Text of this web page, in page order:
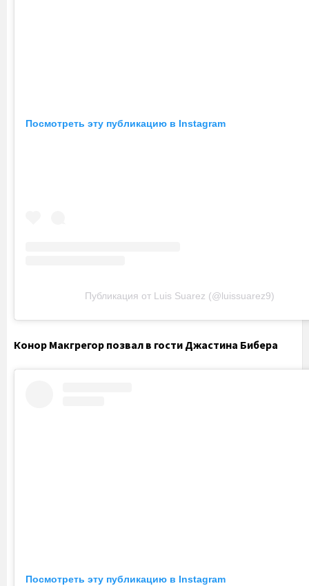
Посмотреть эту публикацию в Instagram
Публикация от Luis Suarez (@luissuarez9)
Конор Макгрегор позвал в гости Джастина Бибера
Посмотреть эту публикацию в Instagram